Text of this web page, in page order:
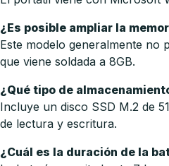
¿Es posible ampliar la
Este modelo generalmente no
que viene soldada a 8GB.
¿Qué tipo de
Incluye un disco SSD M.2 de
de lectura y escritura.
¿Cuál es la duración de la